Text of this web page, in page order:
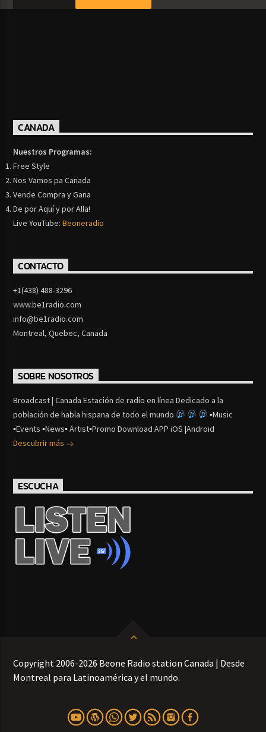
CANADA
Nuestros Programas:
Free Style
Nos Vamos pa Canada
Vende Compra y Gana
De por Aquí y por Alla!
Live YouTube:Beoneradio
CONTACTO
+1(438) 488-3296
www.be1radio.com
info@be1radio.com
Montreal, Quebec, Canada
SOBRE NOSOTROS
Broadcast | Canada Estación de radio en línea Dedicado a la
población de habla hispana de todo el mundo
▪Music
▪Events ▪News▪ Artist▪Promo Download APP iOS |Android
Descubrir más
ESCUCHA
Copyright 2006-2026 Beone Radio station Canada | Desde
Montreal para Latinoamérica y el mundo.